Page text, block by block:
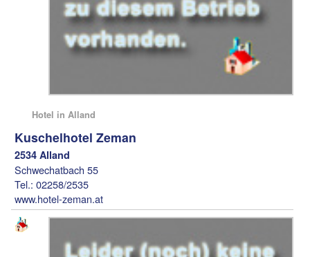
Hotel in Alland
Kuschelhotel Zeman
2534 Alland
Schwechatbach 55
Tel.: 02258/2535
www.hotel-zeman.at